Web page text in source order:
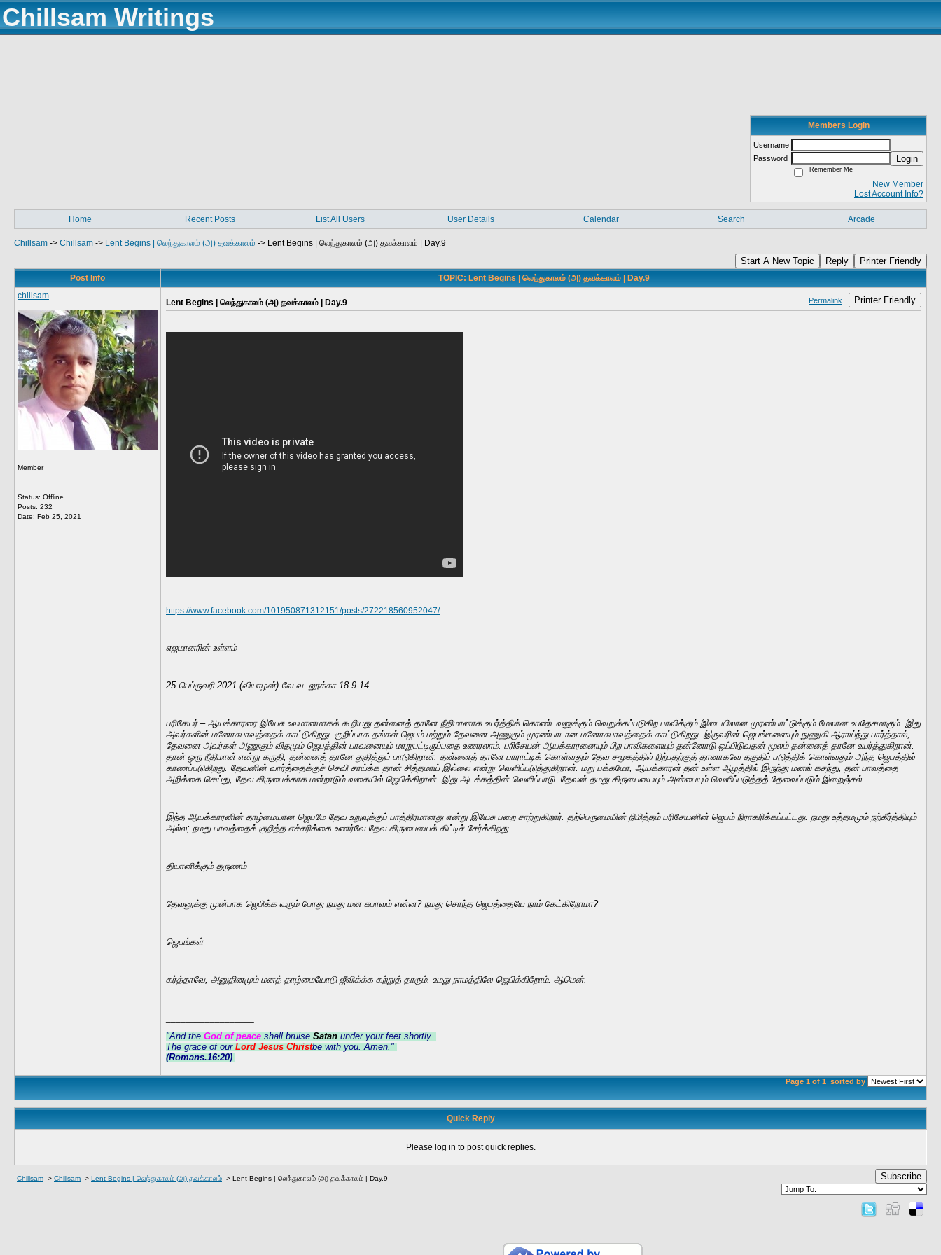
Chillsam Writings
Members Login
Username
Password
Login
Remember Me
New Member
Lost Account Info?
Home Recent Posts List All Users User Details Calendar Search Arcade
Chillsam -> Chillsam -> Lent Begins | லெந்துகாலம் (அ) தவக்காலம் -> Lent Begins | லெந்துகாலம் (அ) தவக்காலம் | Day.9
Start A New Topic Reply Printer Friendly
Post Info
TOPIC: Lent Begins | லெந்துகாலம் (அ) தவக்காலம் | Day.9
chillsam
Member
Status: Offline
Posts: 232
Date: Feb 25, 2021
Lent Begins | லெந்துகாலம் (அ) தவக்காலம் | Day.9 Permalink Printer Friendly
https://www.facebook.com/101950871312151/posts/272218560952047/
எஜமானரின் உள்ளம்
25 பெப்ருவரி 2021 (வியாழன்) வே.வ: லூக்கா 18:9-14
பரிசேயர் – ஆயக்காரரை இயேசு உவமானமாகக் கூறியது தன்னைத் தானே நீதிமானாக உயர்த்திக் கொண்டவனுக்கும் வெறுக்கப்படுகிற பாவிக்கும் இடையிலான முரண்பாட்டுக்கும் மேலான உபதேசமாகும். இது
அவர்களின் மனோசுபாவத்தைக் காட்டுகிறது. குறிப்பாக தங்கள் ஜெபம் மற்றும் தேவனை அணுகும் முரண்பாடான மனோசுபாவத்தைக் காட்டுகிறது. இருவரின் ஜெபங்களையும் நுணுகி ஆராய்ந்து பார்த்தால்,
தேவனை அவர்கள் அணுகும் விதமும் ஜெபத்தின் பாவனையும் மாறுபட்டிருப்பதை உணரலாம். பரிசேயன் ஆயக்காரனையும் பிற பாவிகளையும் தன்னோடு ஒப்பிடுவதன் மூலம் தன்னைத் தானே உயர்த்துகிறான்.
தான் ஒரு நீதிமான் என்று கருதி, தன்னைத் தானே துதித்துப் பாடுகிறான். தன்னைத் தானே பாராட்டிக் கொள்வதும் தேவ சமூகத்தில் நிற்பதற்குத் தானாகவே தகுதிப் படுத்திக் கொள்வதும் அந்த ஜெபத்தில்
காணப்படுகிறது. தேவனின் வார்த்தைக்குச் செவி சாய்க்க தான் சித்தமாய் இல்லை என்று வெளிப்படுத்துகிறான். மறு பக்கமோ, ஆயக்காரன் தன் உள்ள ஆழத்தில் இருந்து மனங் கசந்து, தன் பாவத்தை
அறிக்கை செய்து, தேவ கிருபைக்காக மன்றாடும் வகையில் ஜெபிக்கிறான். இது அடக்கத்தின் வெளிப்பாடு. தேவன் தமது கிருபையையும் அன்பையும் வெளிப்படுத்தத் தேவைப்படும் இறைஞ்சல்.
இந்த ஆயக்காரனின் தாழ்மையான ஜெபமே தேவ உறுவுக்குப் பாத்திரமானது என்று இயேசு பறை சாற்றுகிறார். தற்பெருமையின் நிமித்தம் பரிசேயனின் ஜெபம் நிராகரிக்கப்பட்டது. நமது உத்தமமும் நற்கீர்த்தியும்
அல்ல; நமது பாவத்தைக் குறித்த எச்சரிக்கை உணர்வே தேவ கிருபையைக் கிட்டிச் சேர்க்கிறது.
தியானிக்கும் தருணம்
தேவனுக்கு முன்பாக ஜெபிக்க வரும் போது நமது மன சுபாவம் என்ன? நமது சொந்த ஜெபத்தையே நாம் கேட்கிறோமா?
ஜெபங்கள்
கர்த்தாவே, அனுதினமும் மனத் தாழ்மையோடு ஜீவிக்க்க கற்றுத் தாரும். உமது நாமத்திலே ஜெபிக்கிறோம். ஆமென்.
"And the God of peace shall bruise Satan under your feet shortly.
The grace of our Lord Jesus Christbe with you. Amen."
(Romans.16:20)
Page 1 of 1 sorted by
Quick Reply
Please log in to post quick replies.
Chillsam -> Chillsam -> Lent Begins | லெந்துகாலம் (அ) தவக்காலம் -> Lent Begins | லெந்துகாலம் (அ) தவக்காலம் | Day.9 Subscribe